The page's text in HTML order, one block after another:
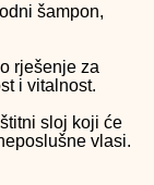
šampon,
rješenje za
i vitalnost.
sloj koji će
vlasi.